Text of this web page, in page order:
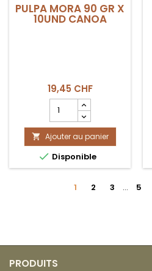
PULPA MORA 90 GR X
10UND CANOA
19,45 CHF
quantité
du
produit
PULPA
MORA
90
 Ajouter au panier
 Disponible
1 2 3 … 5
PRODUITS